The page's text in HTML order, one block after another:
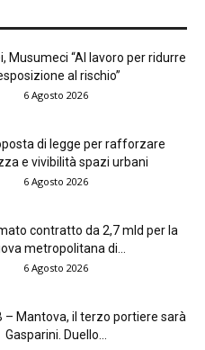
Musumeci “Al lavoro per ridurre
al rischio”
6 Agosto 2026
di legge per rafforzare
e vivibilità spazi urbani
6 Agosto 2026
contratto da 2,7 mld per la
metropolitana di...
6 Agosto 2026
– Mantova, il terzo portiere sarà
Gasparini. Duello...